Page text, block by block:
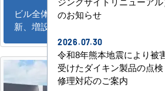
ビル全体のシステム空調の新規導入
新、増設。水冷式、ガスエアコンの
のお知らせ
2026.07.30
令和8年熊本地震により被
受けたダイキン製品の点検
修理対応のご案内